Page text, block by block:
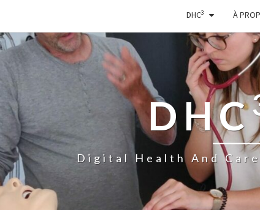
DHC3 À
DHC
Digital Health And